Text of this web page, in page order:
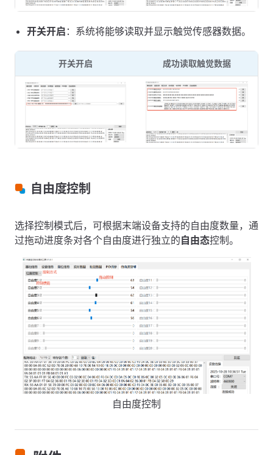
开关开启 ：系统将能够读取并显示触觉传感器数据。
开关开启 成功读取触觉数据
自由度控制
选择控制模式后，可根据末端设备支持的自由度数量，通
过拖动进度条对各个自由度进行独立的自由态控制。
自由度控制